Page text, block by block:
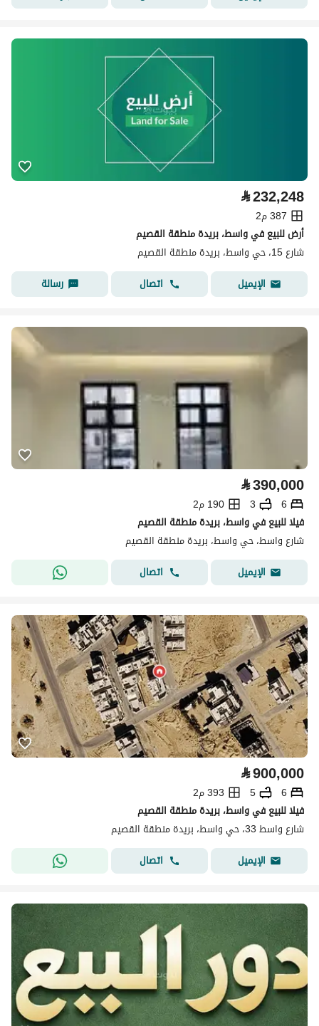
⃁232,248
387 م2
أرض للبيع في واسط، بريدة منطقة القصيم
شارع 15، حي واسط، بريدة منطقة القصيم
الإيميل
اتصال رسالة
⃁390,000
6
3
190 م2
فيلا للبيع في واسط، بريدة منطقة القصيم
شارع واسط، حي واسط، بريدة منطقة القصيم
الإيميل
اتصال
⃁900,000
6
5
393 م2
فيلا للبيع في واسط، بريدة منطقة القصيم
شارع واسط 33، حي واسط، بريدة منطقة القصيم
الإيميل
اتصال